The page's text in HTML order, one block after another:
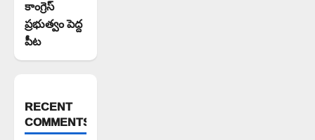
కాంగ్రెస్
ప్రభుత్వం పెద్ద
పీట
RECENT
COMMENTS